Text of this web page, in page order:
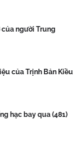
của người Trung
của Trịnh Bản Kiều
hạc bay qua (481)